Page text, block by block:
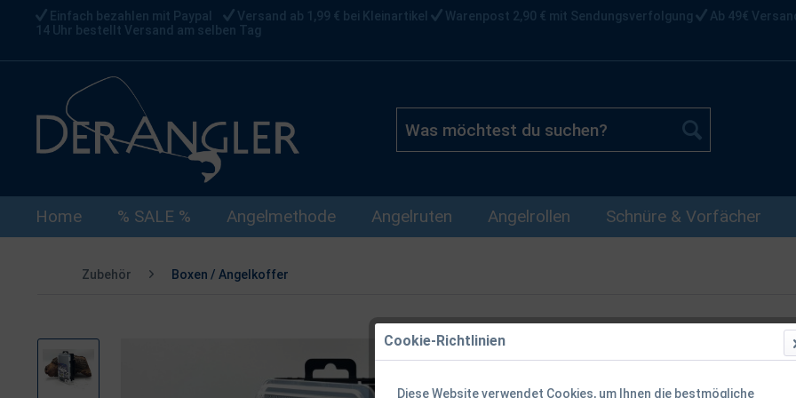
Einfach bezahlen mit Paypal Versand ab 1,99 € bei Kleinartikel Warenpost 2,90 € mit Sendungsverfolgung Ab 49€
14 Uhr bestellt Versand am selben Tag
Home % SALE % Angelmethode Angelruten Angelrollen Schnüre & Vorfächer
Zubehör Boxen / Angelkoffer
Balzer
Cookie-Richtlinien
Diese Website verwendet Cookies, um Ihnen die bestmögliche